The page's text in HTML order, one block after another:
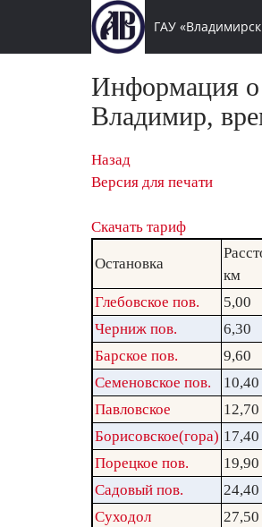
ГАУ
Информация о
Владимир,
Назад
Версия для печати
Скачать тариф
Остановка
км
Глебовское пов.
5,00
Черниж пов.
6,30
Барское пов.
9,60
Семеновское пов.
10,40
Павловское
12,70
Борисовское(гора) 17,40
Порецкое пов.
19,90
Садовый пов.
24,40
Суходол
27,50